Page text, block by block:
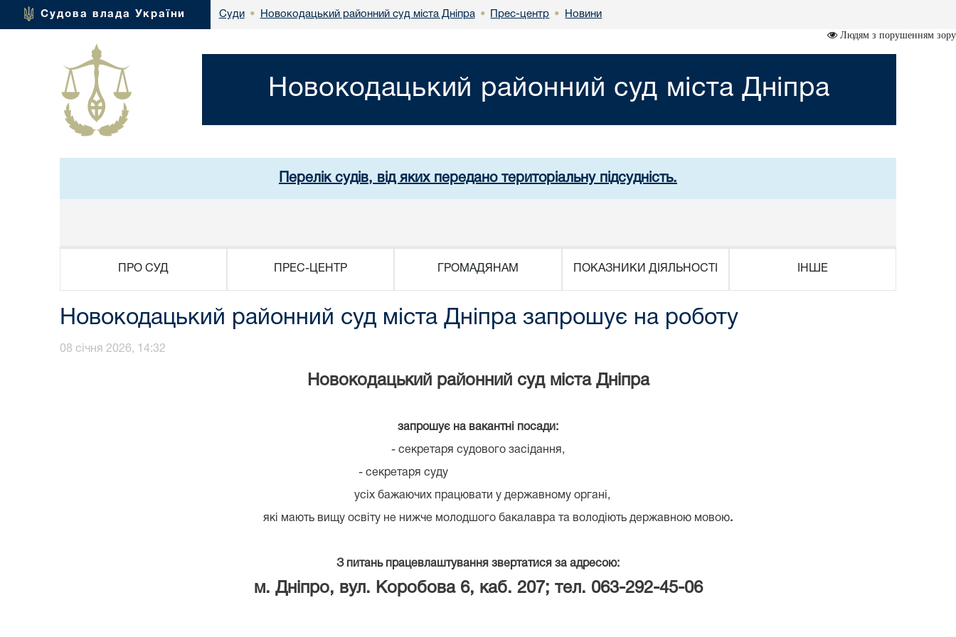
Судова влада України Суди • Новокодацький районний суд міста Дніпра • Прес-центр • Новини
Людям з порушенням зору
Новокодацький районний суд міста Дніпра
Перелік судів, від яких передано територіальну підсудність.
ПРО СУД ПРЕС-ЦЕНТР ГРОМАДЯНАМ ПОКАЗНИКИ ДІЯЛЬНОСТІ ІНШЕ
Новокодацький районний суд міста Дніпра запрошує на роботу
08 січня 2026, 14:32
Новокодацький районний суд міста Дніпра
запрошує на вакантні посади:
- секретаря судового засідання,
- секретаря суду
усіх бажаючих працювати у державному органі,
які мають вищу освіту не нижче молодшого бакалавра та володіють державною мовою.
З питань працевлаштування звертатися за адресою:
м. Дніпро, вул. Коробова 6, каб. 207; тел. 063-292-45-06